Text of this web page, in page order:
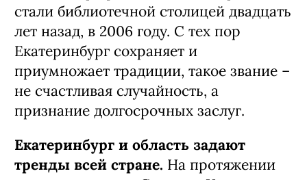
стали библиотечной столицей двадцать
лет назад, в 2006 году. С тех пор
Екатеринбург сохраняет и
приумножает традиции, такое звание –
не счастливая случайность, а
признание долгосрочных заслуг.
Екатеринбург и область задают
тренды всей стране. На протяжении